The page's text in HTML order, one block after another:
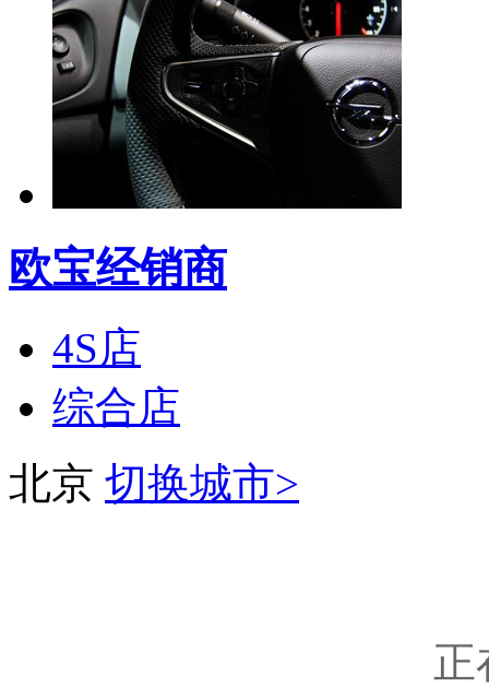
欧宝经销商
4S店
综合店
北京 切换城市>
正